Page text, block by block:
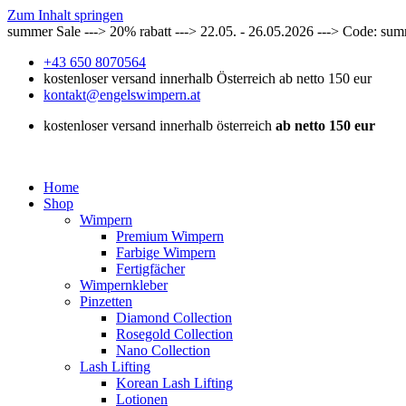
Zum Inhalt springen
summer Sale ---> 20% rabatt ---> 22.05. - 26.05.2026 ---> Code:
+43 650 8070564
kostenloser versand innerhalb Österreich ab netto 150 eur
kontakt@engelswimpern.at
kostenloser versand innerhalb österreich ab netto 150 eur
Home
Shop
Wimpern
Premium Wimpern
Farbige Wimpern
Fertigfächer
Wimpernkleber
Pinzetten
Diamond Collection
Rosegold Collection
Nano Collection
Lash Lifting
Korean Lash Lifting
Lotionen